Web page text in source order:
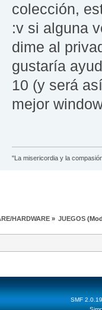
colección,
:v si alguna
dime al
gustaría
10 (y será
mejor
"La misericordia y la
HARDWARE» JUEGOS
SMF 2.0.19